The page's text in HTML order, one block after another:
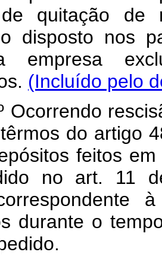
quitação de
disposto nos
empresa
(Incluído pelo
do artigo
feitos
no art. 11
durante o